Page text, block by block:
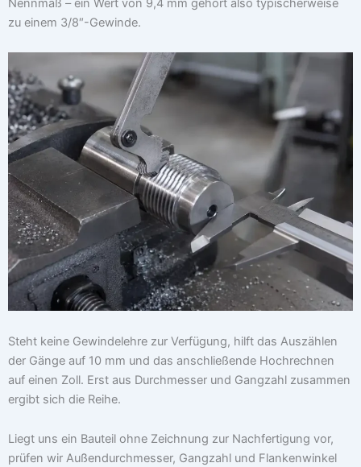
Nennmaß – ein Wert von 9,4 mm gehört also typischerweise
zu einem 3/8″-Gewinde.
Steht keine Gewindelehre zur Verfügung, hilft das Auszählen
der Gänge auf 10 mm und das anschließende Hochrechnen
auf einen Zoll. Erst aus Durchmesser und Gangzahl zusammen
ergibt sich die Reihe.
Liegt uns ein Bauteil ohne Zeichnung zur Nachfertigung vor,
prüfen wir Außendurchmesser, Gangzahl und Flankenwinkel